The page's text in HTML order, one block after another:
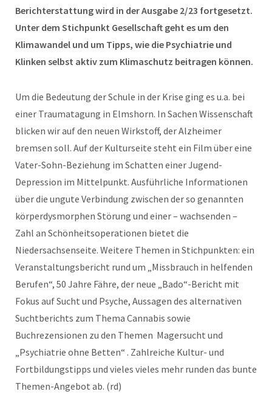
Berichterstattung wird in der Ausgabe 2/23 fortgesetzt.
Unter dem Stichpunkt Gesellschaft geht es um den
Klimawandel und um Tipps, wie die Psychiatrie und
Klinken selbst aktiv zum Klimaschutz beitragen können.
Um die Bedeutung der Schule in der Krise ging es u.a. bei
einer Traumatagung in Elmshorn. In Sachen Wissenschaft
blicken wir auf den neuen Wirkstoff, der Alzheimer
bremsen soll. Auf der Kulturseite steht ein Film über eine
Vater-Sohn-Beziehung im Schatten einer Jugend-
Depression im Mittelpunkt. Ausführliche Informationen
über die ungute Verbindung zwischen der so genannten
körperdysmorphen Störung und einer – wachsenden –
Zahl an Schönheitsoperationen bietet die
Niedersachsenseite. Weitere Themen in Stichpunkten: ein
Veranstaltungsbericht rund um „Missbrauch in helfenden
Berufen“, 50 Jahre Fähre, der neue „Bado“-Bericht mit
Fokus auf Sucht und Psyche, Aussagen des alternativen
Suchtberichts zum Thema Cannabis sowie
Buchrezensionen zu den Themen Magersucht und
„Psychiatrie ohne Betten“ . Zahlreiche Kultur- und
Fortbildungstipps und vieles vieles mehr runden das bunte
Themen-Angebot ab. (rd)